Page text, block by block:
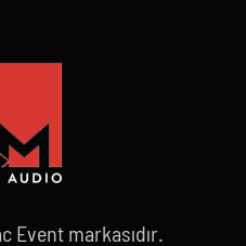
Event markasıdır.